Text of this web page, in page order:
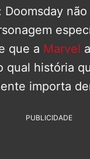
Doomsday não
que a Marvel
qual história
importa
PUBLICIDADE